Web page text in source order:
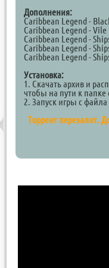
Дополнения:
Caribbean Legend -
Caribbean Legend -
Caribbean Legend -
Caribbean Legend -
Caribbean Legend -
Установка:
1. Скачать архив и
чтобы на пути к
2. Запуск игры с
Торрент перезалит.